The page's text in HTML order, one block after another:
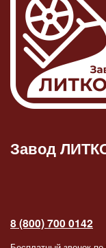
Завод
8 (800) 700 0142